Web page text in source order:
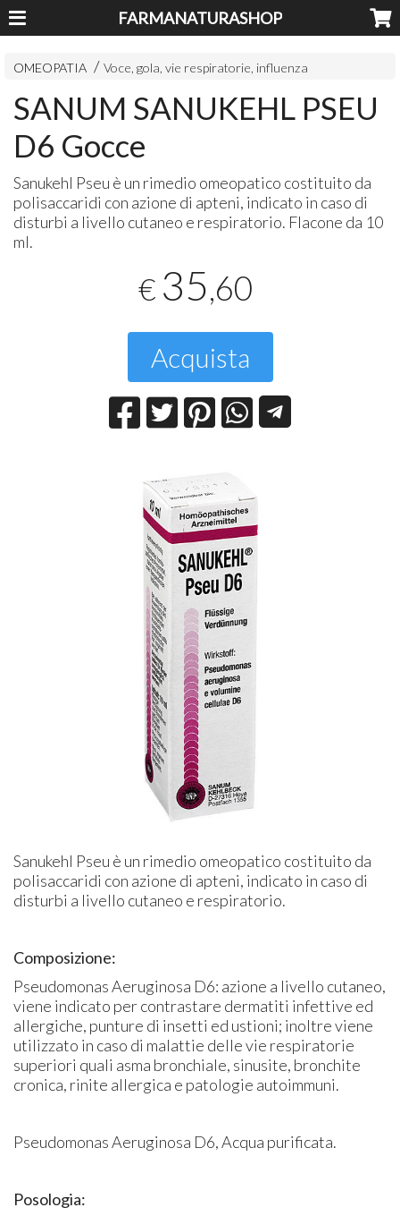
FARMANATURASHOP
OMEOPATIA Voce, gola, vie respiratorie, influenza
SANUM SANUKEHL PSEU
D6 Gocce
Sanukehl Pseu è un rimedio omeopatico costituito da
polisaccaridi con azione di apteni, indicato in caso di
disturbi a livello cutaneo e respiratorio. Flacone da 10
ml.
€ 35,60
Acquista
Sanukehl Pseu è un rimedio omeopatico costituito da
polisaccaridi con azione di apteni, indicato in caso di
disturbi a livello cutaneo e respiratorio.
Composizione:
Pseudomonas Aeruginosa D6: azione a livello cutaneo,
viene indicato per contrastare dermatiti infettive ed
allergiche, punture di insetti ed ustioni; inoltre viene
utilizzato in caso di malattie delle vie respiratorie
superiori quali asma bronchiale, sinusite, bronchite
cronica, rinite allergica e patologie autoimmuni.
Pseudomonas Aeruginosa D6, Acqua purificata.
Posologia: